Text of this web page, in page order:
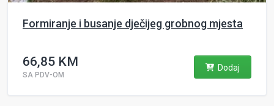
Formiranje i busanje dječijeg grobnog mjesta
66,85 KM
SA PDV-OM
Dodaj